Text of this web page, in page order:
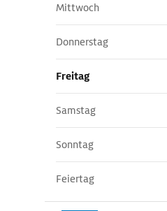
Mittwoch
Donnerstag
Freitag
Samstag
Sonntag
Feiertag